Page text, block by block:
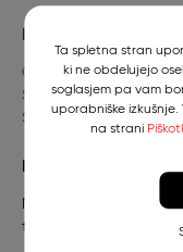
Gerbičeva 60
SI-1000 Ljubljana
Slovenija
Nujna veterinarska
telefonska številka
Ta spletna stran
ki ne obdelujejo
soglasjem pa vam
uporabniške
na strani